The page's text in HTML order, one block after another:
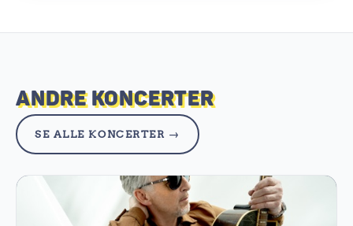
ANDRE KONCERTER
SE ALLE KONCERTER →